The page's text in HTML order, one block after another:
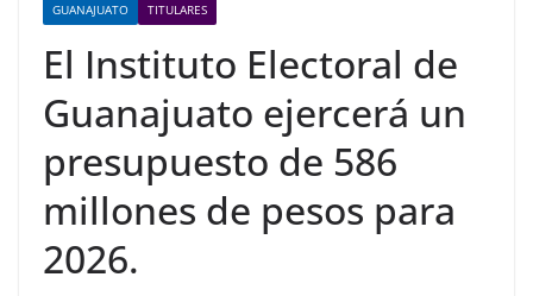
GUANAJUATO TITULARES
El Instituto Electoral de
Guanajuato ejercerá un
presupuesto de 586
millones de pesos para
2026.